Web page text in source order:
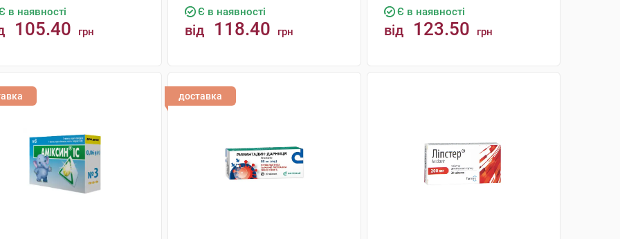
в наявності
105.40 грн
Є в наявності
від 118.40 грн
Є в наявності
від 123.50 грн
доставка